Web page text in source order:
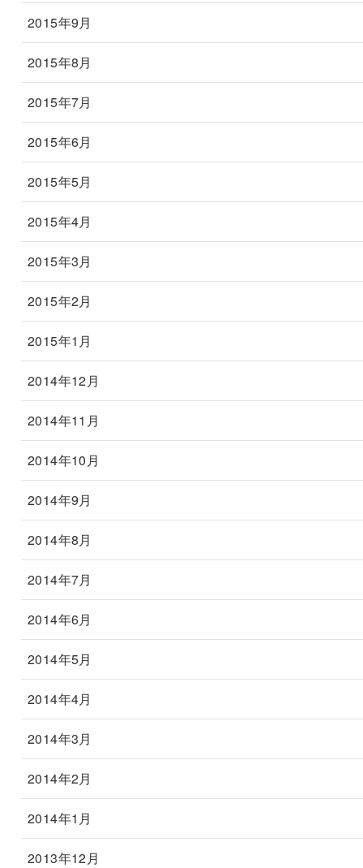
2015年9月
2015年8月
2015年7月
2015年6月
2015年5月
2015年4月
2015年3月
2015年2月
2015年1月
2014年12月
2014年11月
2014年10月
2014年9月
2014年8月
2014年7月
2014年6月
2014年5月
2014年4月
2014年3月
2014年2月
2014年1月
2013年12月